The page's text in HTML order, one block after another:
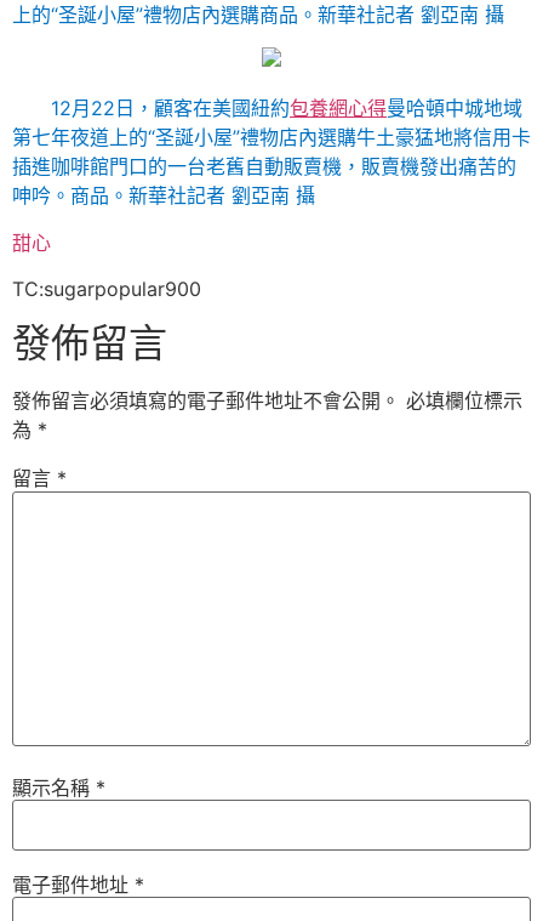
上的“圣誕小屋”禮物店內選購商品。新華社記者 劉亞南 攝
12月22日，顧客在美國紐約包養網心得曼哈頓中城地域
第七年夜道上的“圣誕小屋”禮物店內選購牛土豪猛地將信用卡
插進咖啡館門口的一台老舊自動販賣機，販賣機發出痛苦的
呻吟。商品。新華社記者 劉亞南 攝
甜心
TC:sugarpopular900
發佈留言
發佈留言必須填寫的電子郵件地址不會公開。 必填欄位標示
為 *
留言 *
顯示名稱 *
電子郵件地址 *